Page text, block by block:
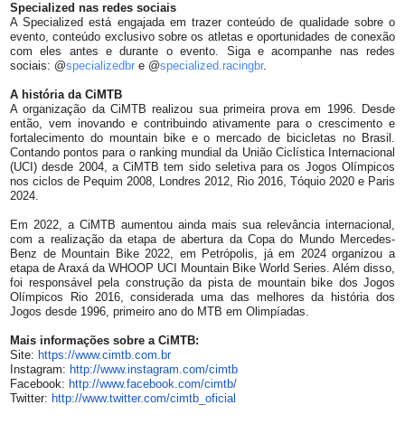
Specialized nas redes sociais
A Specialized está engajada em trazer conteúdo de qualidade sobre o
evento, conteúdo exclusivo sobre os atletas e oportunidades de conexão
com eles antes e durante o evento. Siga e acompanhe nas redes
sociais: @specializedbr e @specialized.racingbr.
A história da CiMTB
A organização da CiMTB realizou sua primeira prova em 1996. Desde
então, vem inovando e contribuindo ativamente para o crescimento e
fortalecimento do mountain bike e o mercado de bicicletas no Brasil.
Contando pontos para o ranking mundial da União Ciclística Internacional
(UCI) desde 2004, a CiMTB tem sido seletiva para os Jogos Olímpicos
nos ciclos de Pequim 2008, Londres 2012, Rio 2016, Tóquio 2020 e Paris
2024.
Em 2022, a CiMTB aumentou ainda mais sua relevância internacional,
com a realização da etapa de abertura da Copa do Mundo Mercedes-
Benz de Mountain Bike 2022, em Petrópolis, já em 2024 organizou a
etapa de Araxá da WHOOP UCI Mountain Bike World Series. Além disso,
foi responsável pela construção da pista de mountain bike dos Jogos
Olímpicos Rio 2016, considerada uma das melhores da história dos
Jogos desde 1996, primeiro ano do MTB em Olimpíadas.
Mais informações sobre a CiMTB:
Site: https://www.cimtb.com.br
Instagram: http://www.instagram.com/cimtb
Facebook: http://www.facebook.com/cimtb/
Twitter: http://www.twitter.com/cimtb_oficial